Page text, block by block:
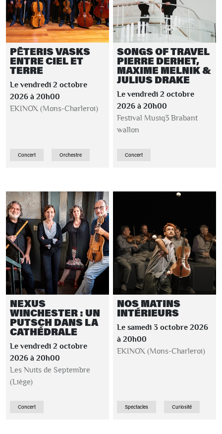
PĒTERIS VASKS
ENTRE CIEL ET
TERRE
Le vendredi 2 octobre
2026 à 20h00
EKINOX (Mons-Charleroi)
Concert Orchestre
SONGS OF TRAVEL
PIERRE DERHET,
MAXIME MELNIK &
JULIUS DRAKE
Le vendredi 2 octobre
2026 à 20h00
Festival Musiq3 Brabant
wallon
Concert
NEXUS
WINCHESTER : UN
PUTSCH DANS LA
CATHÉDRALE
Le vendredi 2 octobre
2026 à 20h00
Les Nuits de Septembre
(Liège)
Concert
NOS MATINS
INTÉRIEURS
Le samedi 3 octobre 2026
à 20h00
EKINOX (Mons-Charleroi)
Spectacles Curiosité